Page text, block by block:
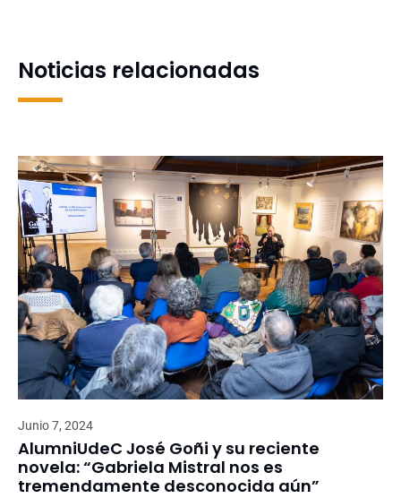
Noticias relacionadas
Junio 7, 2024
AlumniUdeC José Goñi y su reciente
novela: “Gabriela Mistral nos es
tremendamente desconocida aún”